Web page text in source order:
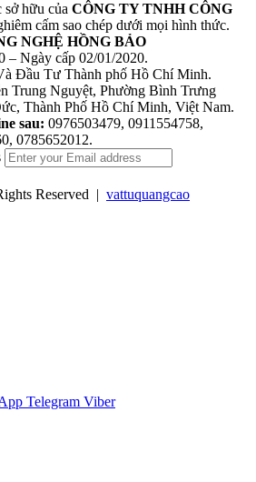
sở hữu của CÔNG TY TNHH CÔNG
cấm sao chép dưới mọi hình thức.
NGHỆ HỒNG BẢO
– Ngày cấp 02/01/2020.
Đầu Tư Thành phố Hồ Chí Minh.
Trung Nguyệt, Phường Bình Trưng
Thành Phố Hồ Chí Minh, Việt Nam.
sau: 0976503479, 0911554758,
0785652012.
Reserved | vattuquangcao
Telegram Viber